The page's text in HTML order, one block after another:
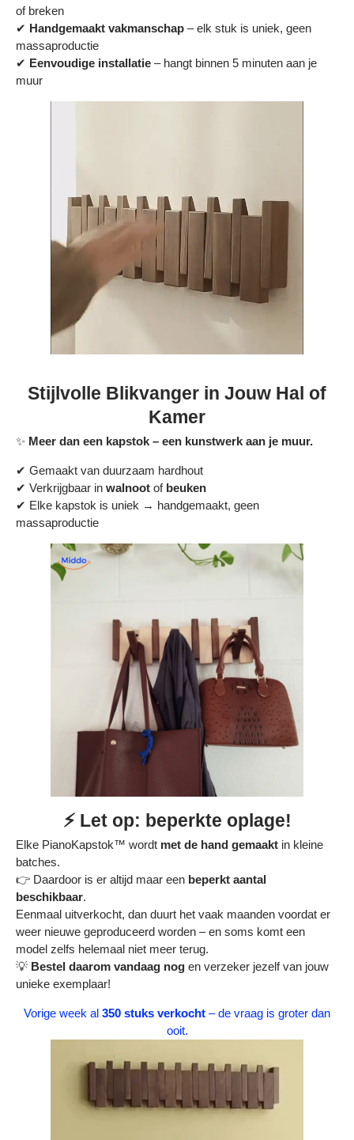
of breken
✔ Handgemaakt vakmanschap – elk stuk is uniek, geen
massaproductie
✔ Eenvoudige installatie – hangt binnen 5 minuten aan je
muur
Stijlvolle Blikvanger in Jouw Hal of
Kamer
✨ Meer dan een kapstok – een kunstwerk aan je muur.
✔ Gemaakt van duurzaam hardhout
✔ Verkrijgbaar in walnoot of beuken
✔ Elke kapstok is uniek → handgemaakt, geen
massaproductie
⚡ Let op: beperkte oplage!
Elke PianoKapstok™ wordt met de hand gemaakt in kleine
batches.
👉 Daardoor is er altijd maar een beperkt aantal
beschikbaar.
Eenmaal uitverkocht, dan duurt het vaak maanden voordat er
weer nieuwe geproduceerd worden – en soms komt een
model zelfs helemaal niet meer terug.
💡 Bestel daarom vandaag nog en verzeker jezelf van jouw
unieke exemplaar!
Vorige week al 350 stuks verkocht – de vraag is groter dan
ooit.